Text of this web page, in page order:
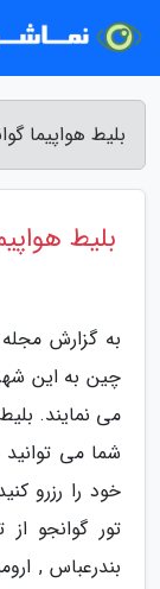
بلیط هواپیما
بلیط
به گزارش مجله
چین به این
می نمایند.
شما می
خود را رزرو
تور گوانجو
بندرعباس ,